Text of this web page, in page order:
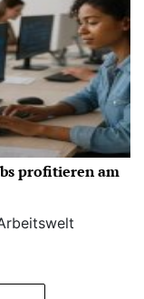
profitieren am